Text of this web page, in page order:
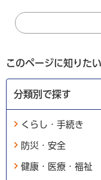
このページに知りた
分類別で探す
くらし・手続き
防災・安全
健康・医療・福祉